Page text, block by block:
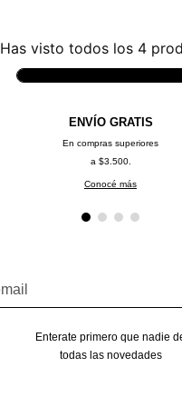
Has visto todos los 4
ENVÍO GRATIS
En compras superiores
a $3.500.
Conocé más
Enterate primero que nadie
todas las novedades